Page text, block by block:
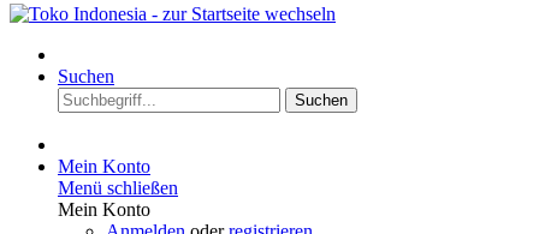
Suchen
Suchen
Mein Konto
Menü schließen
Mein Konto